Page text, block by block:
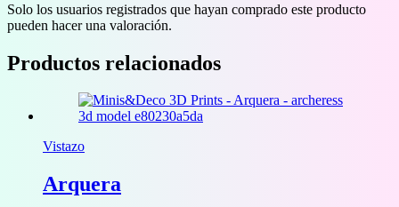
Solo los usuarios registrados que hayan comprado este producto
pueden hacer una valoración.
Productos relacionados
Vistazo
Arquera